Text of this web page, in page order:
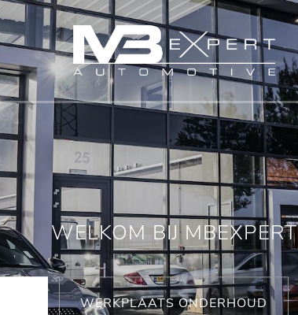
WELKOM BIJ MBEXPERT
WERKPLAATS ONDERHOUD